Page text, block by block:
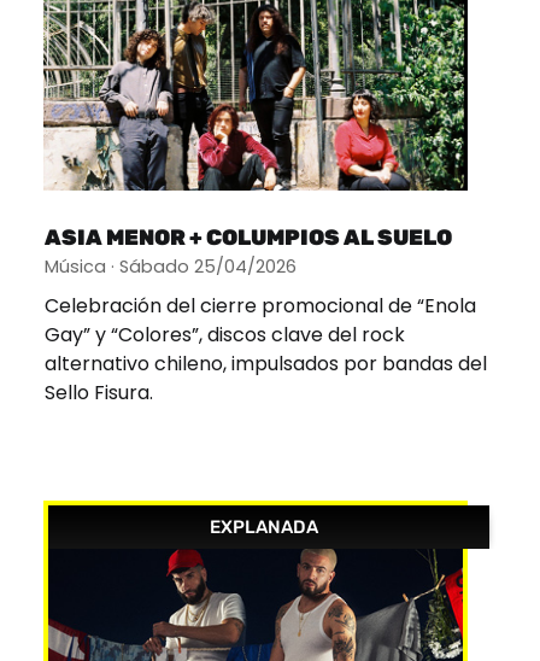
ASIA MENOR + COLUMPIOS AL SUELO
Música · Sábado 25/04/2026
Celebración del cierre promocional de “Enola
Gay” y “Colores”, discos clave del rock
alternativo chileno, impulsados por bandas del
Sello Fisura.
EXPLANADA